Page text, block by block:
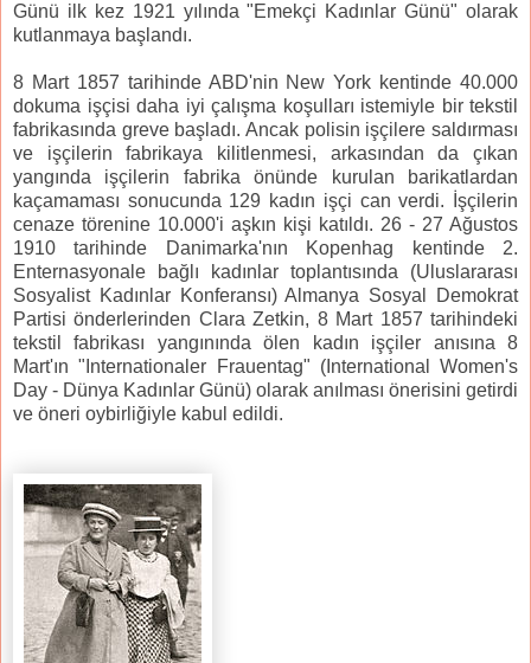
Günü ilk kez 1921 yılında "Emekçi Kadınlar Günü" olarak
kutlanmaya başlandı.
8 Mart 1857 tarihinde ABD'nin New York kentinde 40.000
dokuma işçisi daha iyi çalışma koşulları istemiyle bir tekstil
fabrikasında greve başladı. Ancak polisin işçilere saldırması
ve işçilerin fabrikaya kilitlenmesi, arkasından da çıkan
yangında işçilerin fabrika önünde kurulan barikatlardan
kaçamaması sonucunda 129 kadın işçi can verdi. İşçilerin
cenaze törenine 10.000'i aşkın kişi katıldı. 26 - 27 Ağustos
1910 tarihinde Danimarka'nın Kopenhag kentinde 2.
Enternasyonale bağlı kadınlar toplantısında (Uluslararası
Sosyalist Kadınlar Konferansı) Almanya Sosyal Demokrat
Partisi önderlerinden Clara Zetkin, 8 Mart 1857 tarihindeki
tekstil fabrikası yangınında ölen kadın işçiler anısına 8
Mart'ın "Internationaler Frauentag" (International Women's
Day - Dünya Kadınlar Günü) olarak anılması önerisini getirdi
ve öneri oybirliğiyle kabul edildi.